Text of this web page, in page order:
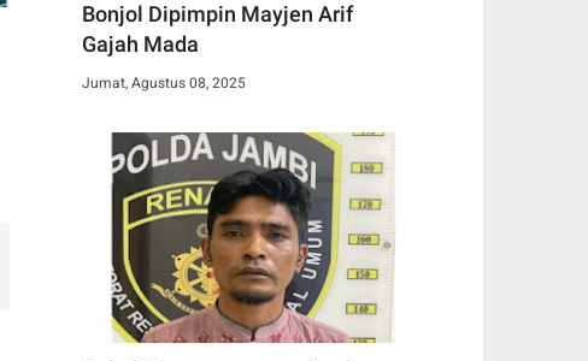
Bonjol Dipimpin Mayjen Arif
Gajah Mada
Jumat, Agustus 08, 2025